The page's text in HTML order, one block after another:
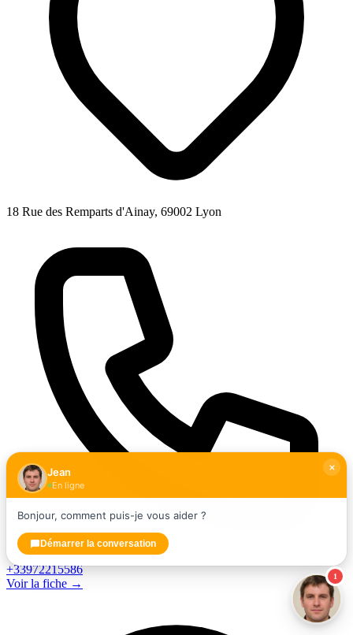
18 Rue des Remparts d'Ainay, 69002 Lyon
+33972215586
Voir la fiche →
1
Jean
En ligne
Bonjour, comment puis-je vous aider ?
Démarrer la conversation